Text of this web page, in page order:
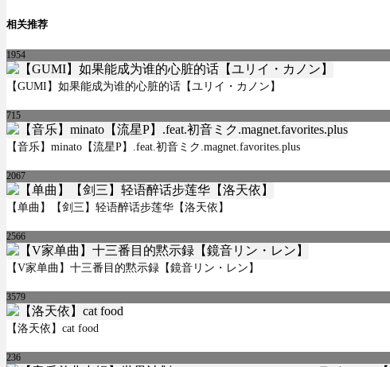
相关推荐
1954
【GUMI】如果能成为谁的心脏的话【ユリイ・カノン】
715
【音乐】minato【流星P】.feat.初音ミク.magnet.favorites.plus
2067
【单曲】【剑三】轻语醉话步莲华【洛天依】
2566
【V家单曲】十三番目的黙示録【鏡音リン・レン】
3579
【洛天依】cat food
236